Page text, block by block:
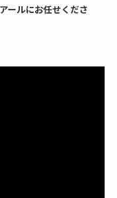
ールにお任せくださ